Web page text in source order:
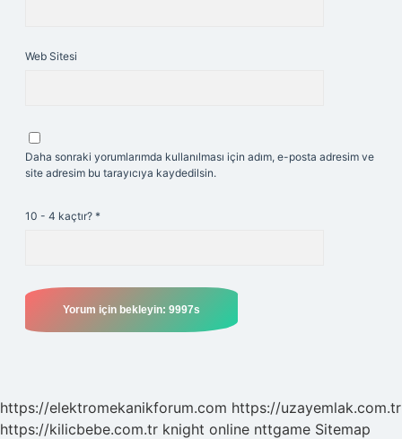
Web Sitesi
Daha sonraki yorumlarımda kullanılması için adım, e-posta adresim ve
site adresim bu tarayıcıya kaydedilsin.
10 - 4 kaçtır? *
https://elektromekanikforum.com https://uzayemlak.com.tr
https://kilicbebe.com.tr knight online nttgame Sitemap